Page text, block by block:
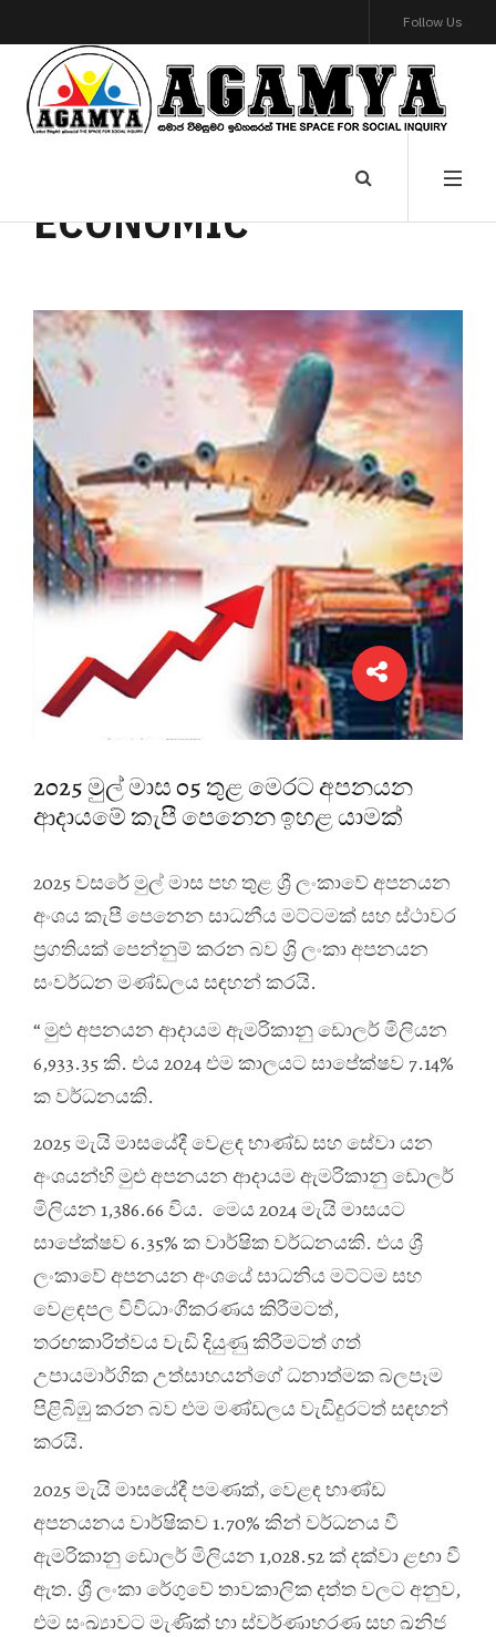
Follow Us
ECONOMIC
2025 මුල් මාස 05 තුළ මෙරට අපනයන
ආදායමේ කැපී පෙනෙන ඉහළ යාමක්
2025 වසරේ මුල් මාස පහ තුළ ශ්‍රී ලංකාවේ අපනයන
අංශය කැපී පෙනෙන සාධනීය මට්ටමක් සහ ස්ථාවර
ප්‍රගතියක් පෙන්නුම් කරන බව ශ්‍රි ලංකා අපනයන
සංවර්ධන මණ්ඩලය සඳහන් කරයි.
“ මුළු අපනයන ආදායම ඇමරිකානු ඩොලර් මිලියන
6,933.35 කි. එය 2024 එම කාලයට සාපේක්ෂව 7.14%
ක වර්ධනයකි.
2025 මැයි මාසයේදී වෙළඳ භාණ්ඩ සහ සේවා යන
අංශයන්හි මුළු අපනයන ආදායම ඇමරිකානු ඩොලර්
මිලියන 1,386.66 විය. මෙය 2024 මැයි මාසයට
සාපේක්ෂව 6.35% ක වාර්ෂික වර්ධනයකි. එය ශ්‍රී
ලංකාවේ අපනයන අංශයේ සාධනිය මට්ටම සහ
වෙළඳපල විවිධාංගීකරණය කිරීමටත්,
තරඟකාරිත්වය වැඩි දියුණු කිරීමටත් ගත්
උපායමාර්ගික උත්සාහයන්ගේ ධනාත්මක බලපෑම
පිළිබිඹු කරන බව එම මණ්ඩලය වැඩිදුරටත් සඳහන්
කරයි.
2025 මැයි මාසයේදී පමණක්, වෙළඳ භාණ්ඩ
අපනයනය වාර්ෂිකව 1.70% කින් වර්ධනය වී
ඇමරිකානු ඩොලර් මිලියන 1,028.52 ක් දක්වා ළඟා වී
ඇත. ශ්‍රී ලංකා රේගුවේ තාවකාලික දත්ත වලට අනුව,
එම සංඛ්‍යාවට මැණික් හා ස්වර්ණාභරණ සහ ඛනිජ